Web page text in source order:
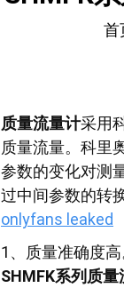
首
质量流量计采用
质量流量。科里
参数的变化对测
过中间参数的转
onlyfans leaked
1、质量准确度
SHMFK系列质量